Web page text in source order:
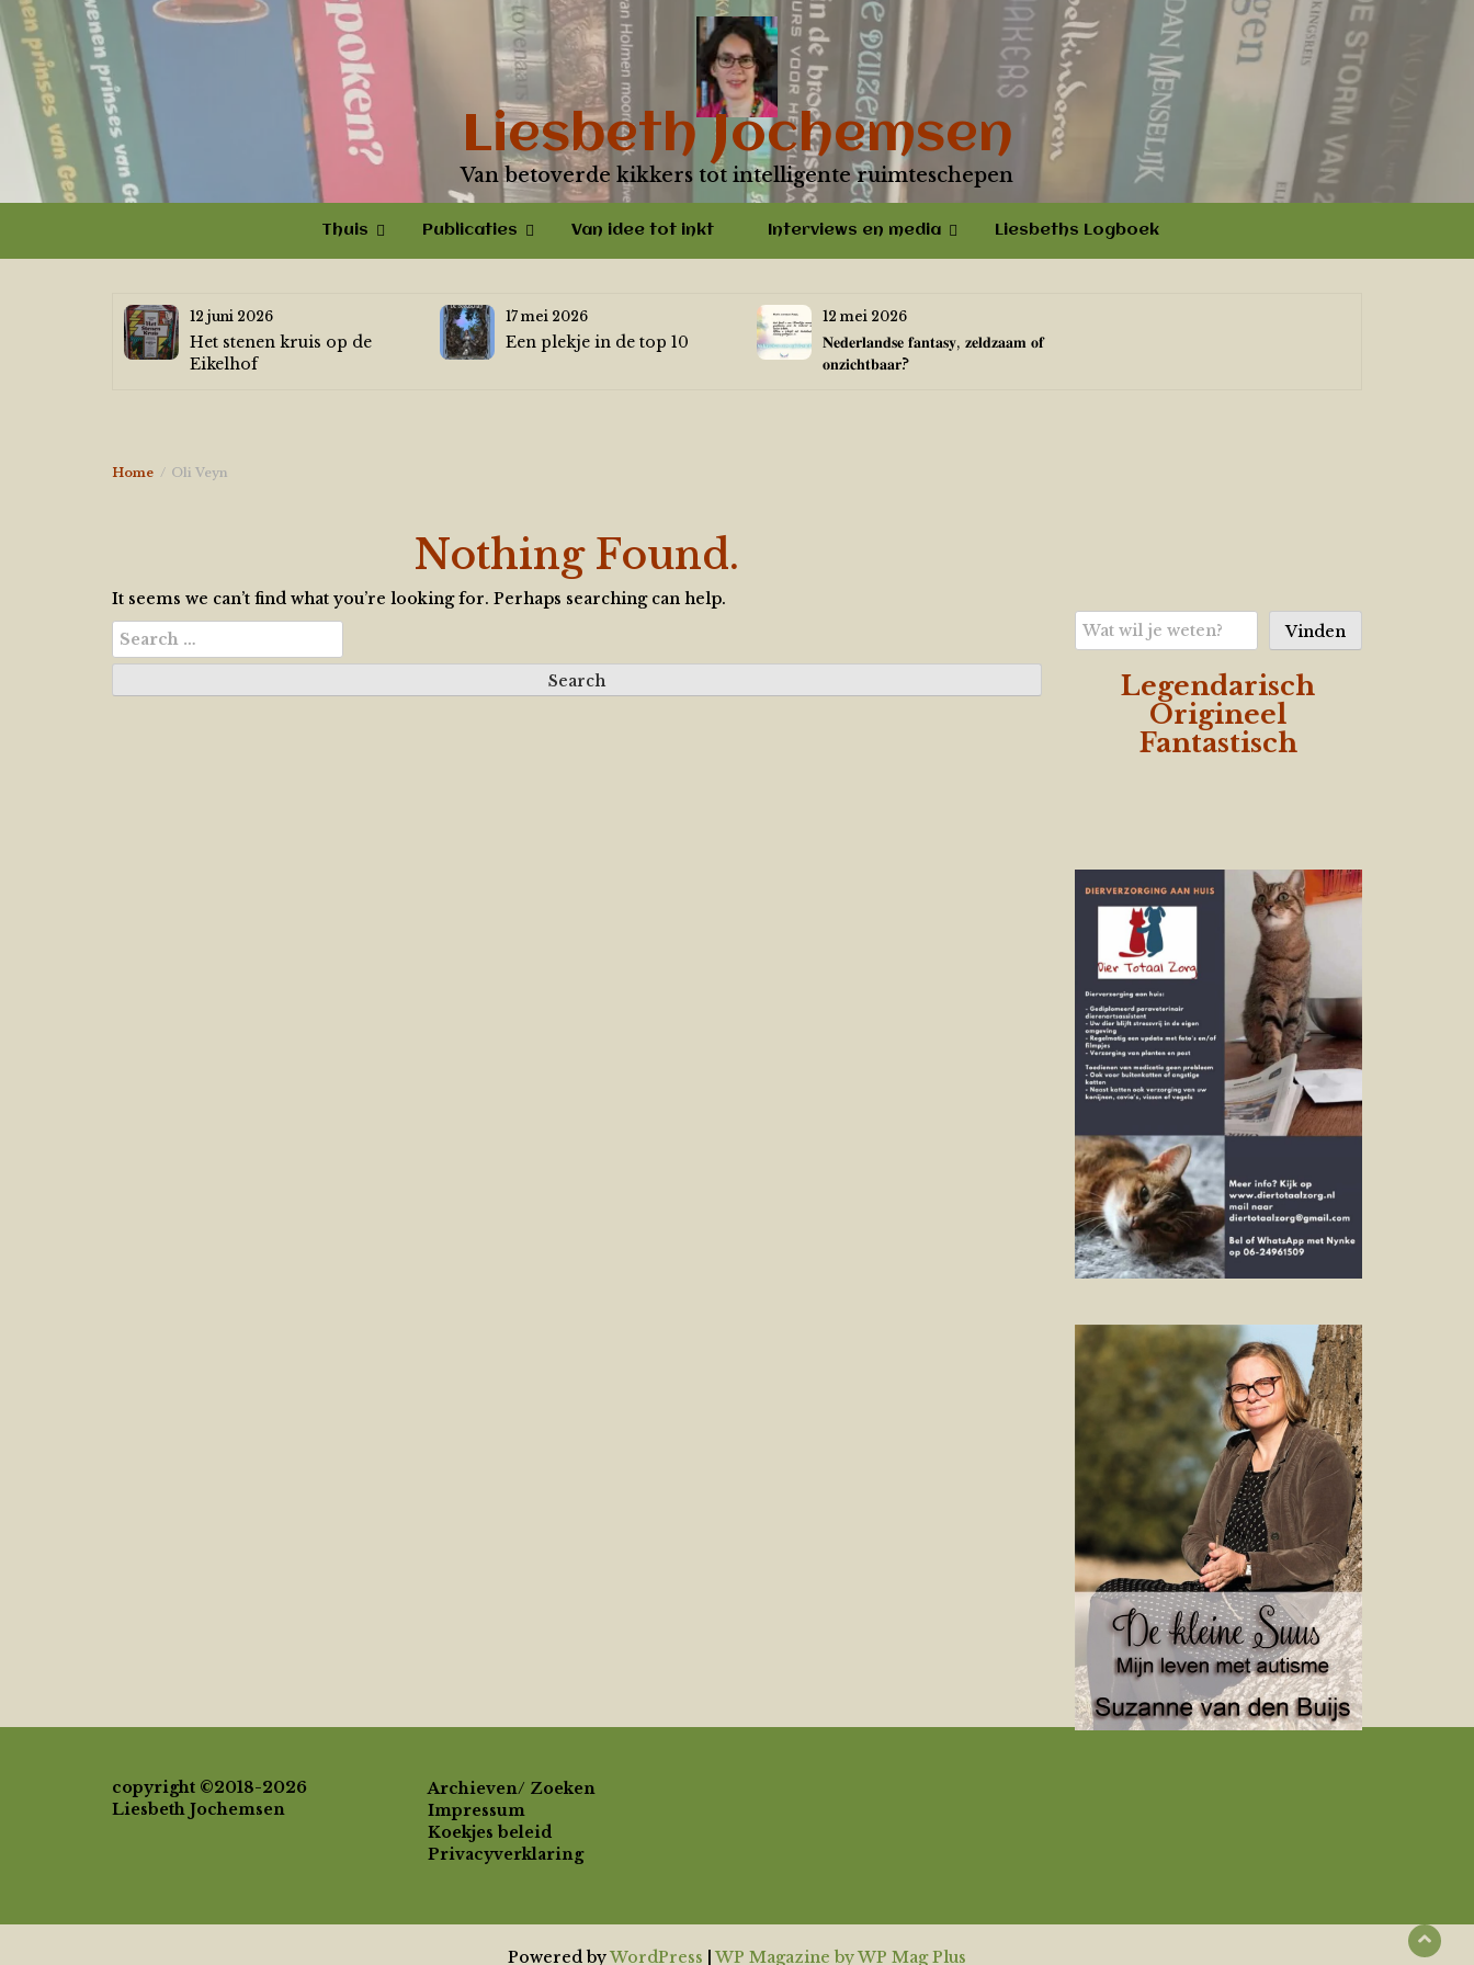
Skip
to
content
Liesbeth Jochemsen
Van betoverde kikkers tot intelligente ruimteschepen
Thuis Publicaties Van idee tot inkt Interviews en media Liesbeths Logboek
12 juni 2026
Het stenen kruis op de
Eikelhof
17 mei 2026
Een plekje in de top 10
12 mei 2026
𝐍𝐞𝐝𝐞𝐫𝐥𝐚𝐧𝐝𝐬𝐞 𝐟𝐚𝐧𝐭𝐚𝐬𝐲, 𝐳𝐞𝐥𝐝𝐳𝐚𝐚𝐦 𝐨𝐟
𝐨𝐧𝐳𝐢𝐜𝐡𝐭𝐛𝐚𝐚𝐫?
Home Oli Veyn
Nothing Found.
It seems we can’t find what you’re looking for. Perhaps searching can help.
Search
for:
Zoeken
Vinden
Legendarisch
Origineel
Fantastisch
copyright ©2018-2026
Liesbeth Jochemsen
Archieven/ Zoeken
Impressum
Koekjes beleid
Privacyverklaring
Powered byWordPress WP Magazine by WP Mag Plus